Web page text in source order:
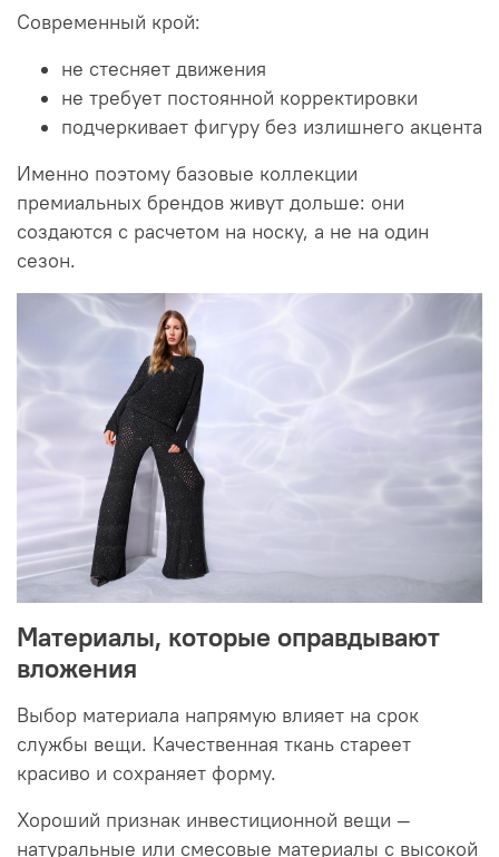
Современный крой:
не стесняет движения
не требует постоянной корректировки
подчеркивает фигуру без излишнего акцента
Именно поэтому базовые коллекции
премиальных брендов живут дольше: они
создаются с расчетом на носку, а не на один
сезон.
Материалы, которые оправдывают
вложения
Выбор материала напрямую влияет на срок
службы вещи. Качественная ткань стареет
красиво и сохраняет форму.
Хороший признак инвестиционной вещи —
натуральные или смесовые материалы с высокой